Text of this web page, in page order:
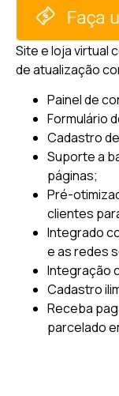
Site e loja virtual
de atualização
Painel de
Formulário
Cadastro
Suporte a
páginas;
Pré-
clientes
Integrado
e as redes
Integração
Cadastro
Receba
parcelado